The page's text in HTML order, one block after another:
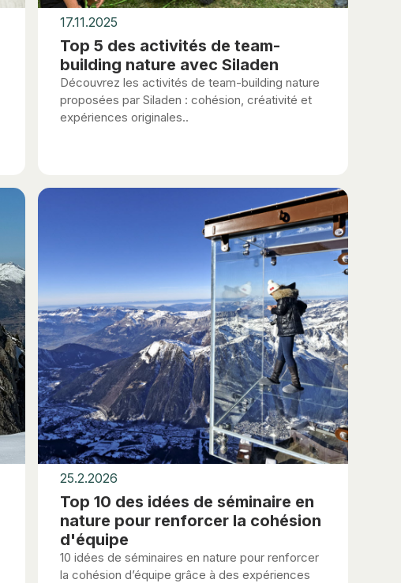
17.11.2025
Top 5 des activités de team-
building nature avec Siladen
Découvrez les activités de team-building nature
proposées par Siladen : cohésion, créativité et
expériences originales..
25.2.2026
Top 10 des idées de séminaire en
nature pour renforcer la cohésion
d'équipe
10 idées de séminaires en nature pour renforcer
la cohésion d’équipe grâce à des expériences